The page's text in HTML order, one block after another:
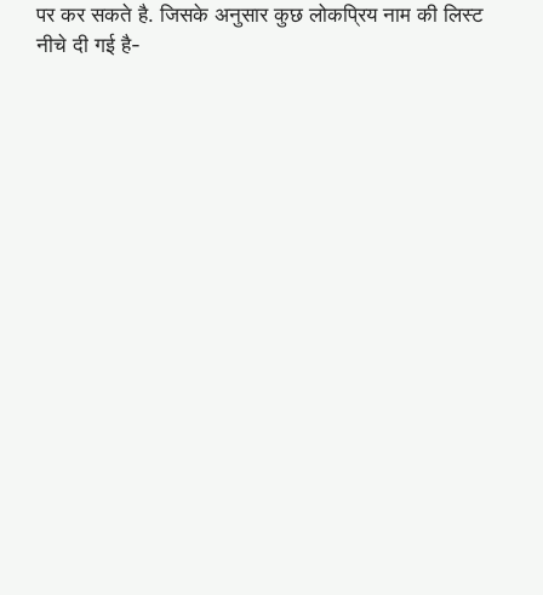
पर कर सकते है. जिसके अनुसार कुछ लोकप्रिय नाम की लिस्ट
नीचे दी गई है-